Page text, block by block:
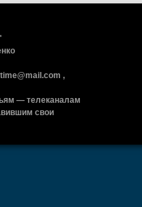
,
— телеканалам
свои